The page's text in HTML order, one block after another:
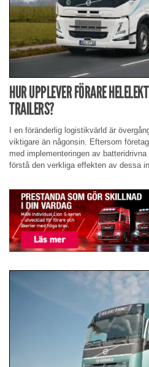
HUR UPPLEVER FÖRARE
TRAILERS?
I en föränderlig logistikvärld är
viktigare än någonsin. Eftersom
med implementeringen av
förstå den verkliga effekten av dessa